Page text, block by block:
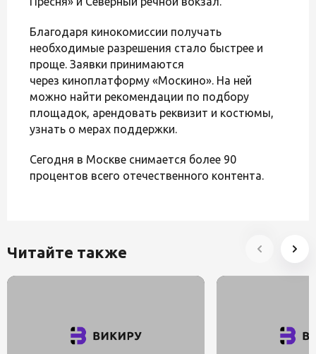
Благодаря кинокомиссии получать
необходимые разрешения стало быстрее и
проще. Заявки принимаются
через киноплатформу «Москино». На ней
можно найти рекомендации по подбору
площадок, арендовать реквизит и костюмы,
узнать о мерах поддержки.
Сегодня в Москве снимается более 90
процентов всего отечественного контента.
Читайте также